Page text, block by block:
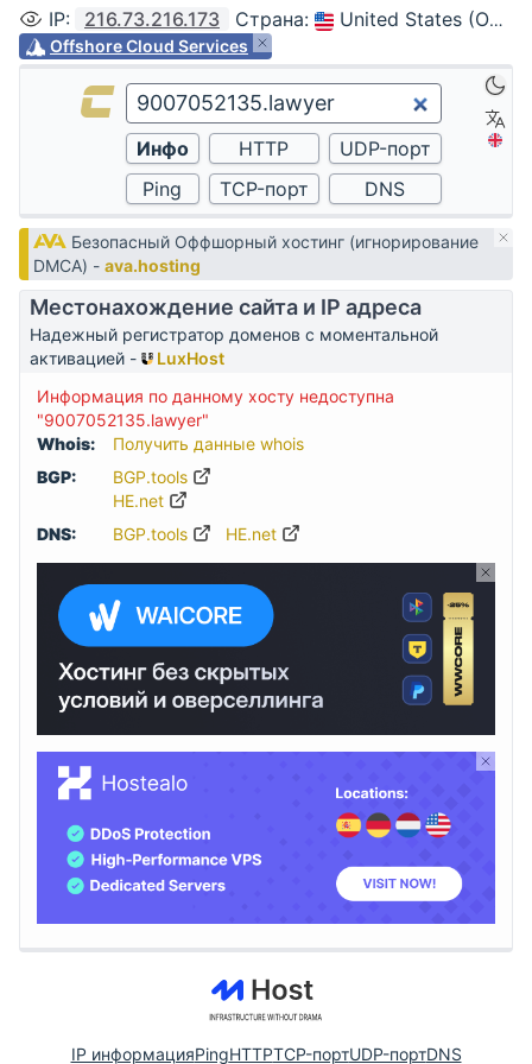
IP: 216.73.216.173 Страна: United States (Ohio, Columbus)
Offshore Cloud Services
Безопасный Оффшорный хостинг (игнорирование
DMCA) - ava.hosting
Местонахождение сайта и IP адреса
Надежный регистратор доменов с моментальной
активацией -
LuxHost
Информация по данному хосту недоступна
"9007052135.lawyer"
Whois:
Получить данные whois
BGP:
BGP.tools
HE.net
DNS:
BGP.tools HE.net
IP информацияPingHTTPTCP-портUDP-портDNS